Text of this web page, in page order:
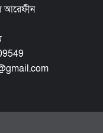
আরেফীন